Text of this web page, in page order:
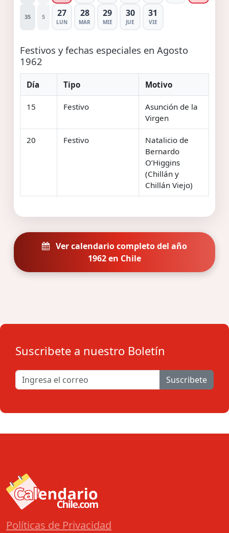
35 5 27
LUN
28
MAR
29
MIE
30
JUE
31
VIE
Festivos y fechas especiales en Agosto
1962
Día Tipo Motivo
15 Festivo
Asunción de la
Virgen
20 Festivo
Natalicio de
Bernardo
O’Higgins
(Chillán y
Chillán Viejo)
Ver calendario completo del año
1962 en Chile
Suscribete a nuestro Boletín
Suscribete
Políticas de Privacidad